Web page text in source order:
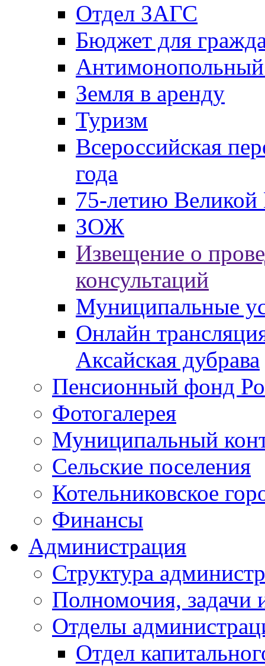
Отдел ЗАГС
Бюджет для
Антимонопольный
Земля в аренду
Туризм
Всероссийская
года
75-летию
ЗОЖ
Извещение о
консультаций
Муниципальные
Онлайн
Аксайская дубрава
Пенсионный фонд
Фотогалерея
Муниципальный
Сельские поселения
Котельниковское
Финансы
Администрация
Структура
Полномочия, задачи
Отделы
Отдел